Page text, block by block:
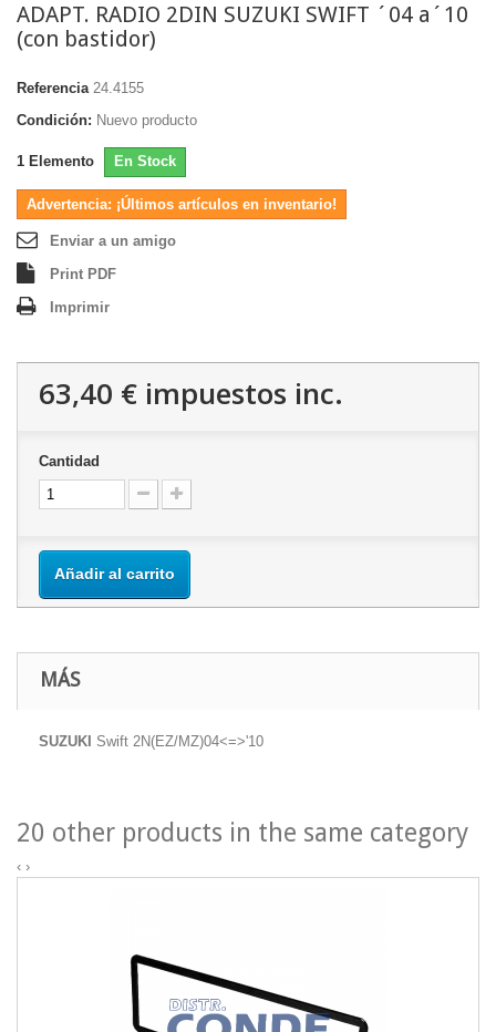
ADAPT. RADIO 2DIN SUZUKI SWIFT ´04 a´10
(con bastidor)
Referencia 24.4155
Condición: Nuevo producto
1 Elemento En Stock
Advertencia: ¡Últimos artículos en inventario!
Enviar a un amigo
Print PDF
Imprimir
63,40 € impuestos inc.
Cantidad
Añadir al carrito
MÁS
SUZUKI Swift 2N(EZ/MZ)04<=>'10
20 other products in the same category
‹ ›